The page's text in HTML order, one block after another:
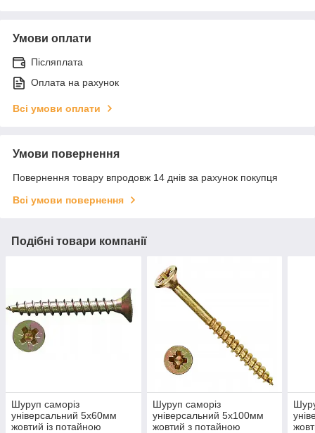
Умови оплати
Післяплата
Оплата на рахунок
Всі умови оплати
Умови повернення
Повернення товару впродовж 14 днів за рахунок покупця
Всі умови повернення
Подібні товари компанії
Шуруп саморіз
універсальний 5х60мм
жовтий із потайною
Шуруп саморіз
універсальний 5х100мм
жовтий з потайною